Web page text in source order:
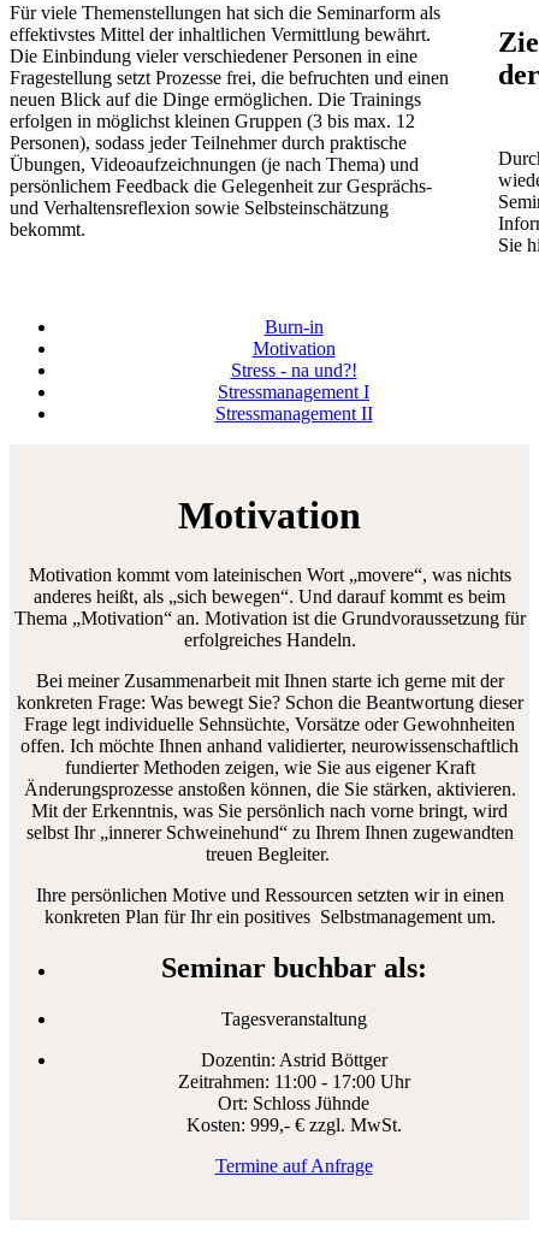
Für viele Themenstellungen hat sich die Seminarform als
effektivstes Mittel der inhaltlichen Vermittlung bewährt.
Die Einbindung vieler verschiedener Personen in eine
Fragestellung setzt Prozesse frei, die befruchten und einen
neuen Blick auf die Dinge ermöglichen. Die Trainings
erfolgen in möglichst kleinen Gruppen (3 bis max. 12
Personen), sodass jeder Teilnehmer durch praktische
Übungen, Videoaufzeichnungen (je nach Thema) und
persönlichem Feedback die Gelegenheit zur Gesprächs-
und Verhaltensreflexion sowie Selbsteinschätzung
bekommt.
Sie
Burn-in
Motivation
Stress - na und?!
Stressmanagement I
Stressmanagement II
Motivation
Motivation kommt vom lateinischen Wort „movere“, was nichts
anderes heißt, als „sich bewegen“. Und darauf kommt es beim
Thema „Motivation“ an. Motivation ist die Grundvoraussetzung für
erfolgreiches Handeln.
Bei meiner Zusammenarbeit mit Ihnen starte ich gerne mit der
konkreten Frage: Was bewegt Sie? Schon die Beantwortung dieser
Frage legt individuelle Sehnsüchte, Vorsätze oder Gewohnheiten
offen. Ich möchte Ihnen anhand validierter, neurowissenschaftlich
fundierter Methoden zeigen, wie Sie aus eigener Kraft
Änderungsprozesse anstoßen können, die Sie stärken, aktivieren.
Mit der Erkenntnis, was Sie persönlich nach vorne bringt, wird
selbst Ihr „innerer Schweinehund“ zu Ihrem Ihnen zugewandten
treuen Begleiter.
Ihre persönlichen Motive und Ressourcen setzten wir in einen
konkreten Plan für Ihr ein positives Selbstmanagement um.
Seminar buchbar als:
Tagesveranstaltung
Dozentin: Astrid Böttger
Zeitrahmen: 11:00 - 17:00 Uhr
Ort: Schloss Jühnde
Kosten: 999,- € zzgl. MwSt.
Termine auf Anfrage